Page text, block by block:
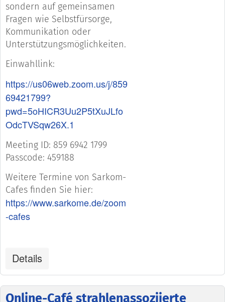
sondern auf gemeinsamen
Fragen wie Selbstfürsorge,
Kommunikation oder
Unterstützungsmöglichkeiten.
Einwahllink:
https://us06web.zoom.us/j/859
69421799?
pwd=5oHICR3Uu2P5tXuJLfo
OdcTVSqw26X.1
Meeting ID: 859 6942 1799
Passcode: 459188
Weitere Termine von Sarkom-
Cafes finden Sie hier:
https://www.sarkome.de/zoom
-cafes
Details
Online-Café strahlenassoziierte